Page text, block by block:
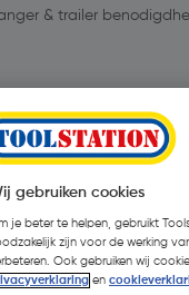
& trailer
| 4 Stuks
gebruiken cookies
je beter te helpen, gebruikt
zijn voor de werking
Ook gebruiken wij
en